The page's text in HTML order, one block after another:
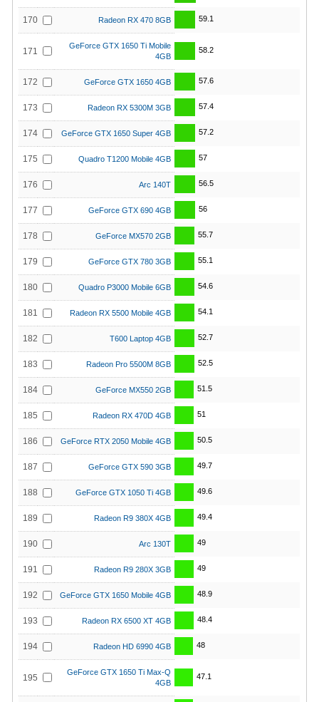
170 Radeon RX 470 8GB 59.1
171
GeForce GTX 1650 Ti Mobile
4GB
58.2
172 GeForce GTX 1650 4GB 57.6
173 Radeon RX 5300M 3GB 57.4
174 GeForce GTX 1650 Super 4GB 57.2
175 Quadro T1200 Mobile 4GB 57
176 Arc 140T 56.5
177 GeForce GTX 690 4GB 56
178 GeForce MX570 2GB 55.7
179 GeForce GTX 780 3GB 55.1
180 Quadro P3000 Mobile 6GB 54.6
181 Radeon RX 5500 Mobile 4GB 54.1
182 T600 Laptop 4GB 52.7
183 Radeon Pro 5500M 8GB 52.5
184 GeForce MX550 2GB 51.5
185 Radeon RX 470D 4GB 51
186 GeForce RTX 2050 Mobile 4GB 50.5
187 GeForce GTX 590 3GB 49.7
188 GeForce GTX 1050 Ti 4GB 49.6
189 Radeon R9 380X 4GB 49.4
190 Arc 130T 49
191 Radeon R9 280X 3GB 49
192 GeForce GTX 1650 Mobile 4GB 48.9
193 Radeon RX 6500 XT 4GB 48.4
194 Radeon HD 6990 4GB 48
195
GeForce GTX 1650 Ti Max-Q
4GB
47.1